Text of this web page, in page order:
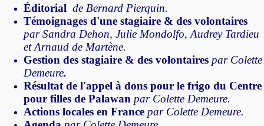
Éditorial de Bernard Pierquin.
Témoignages d'une stagiaire & des volontaires
par Sandra Dehon, Julie Mondolfo, Audrey Tardieu
et Arnaud de Martène.
Gestion des stagiaire & des volontaires par Colette
Demeure.
Résultat de l'appel à dons pour le frigo du Centre
pour filles de Palawan par Colette Demeure.
Actions locales en France par Colette Demeure.